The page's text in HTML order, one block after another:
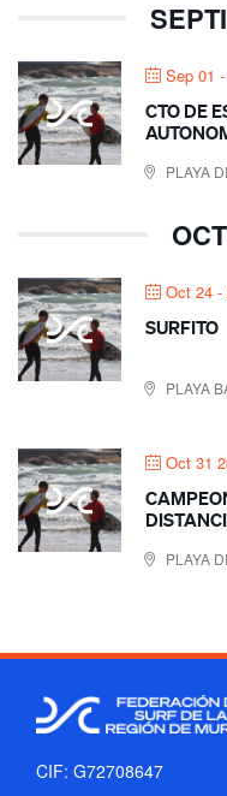
Sep 01
CTO DE
PLAYA
Oct 24 -
SURFITO
PLAYA
Oct 31
PLAYA
CIF: G72708647